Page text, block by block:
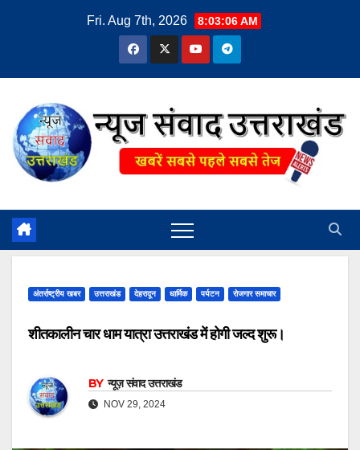
Fri. Aug 7th, 2026 8:03:06 AM
अंतर्राष्ट्रीय खबर उत्तराखंड देहरादून धार्मिक पर्यटन रोजगार समाचार
शीतकालीन चार धाम यात्रा उत्तराखंड में होगी जल्द शुरू।
BY न्यूज़ संवाद उत्तराखंड
NOV 29, 2024